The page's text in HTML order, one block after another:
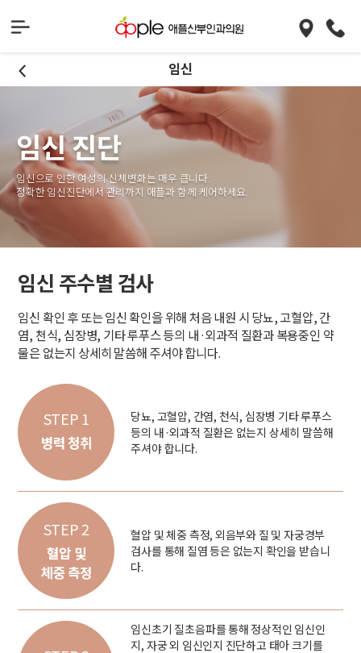
임신
임신 진단
임신으로 인한 여성의 신체변화는 매우 큽니다.
정확한 임신진단에서 관리까지 애플과 함께 케어하세요.
임신 주수별 검사
임신 확인 후 또는 임신 확인을 위해 처음 내원 시 당뇨, 고혈압, 간
염, 천식, 심장병, 기타 루푸스 등의 내·외과적 질환과 복용중인 약
물은 없는지 상세히 말씀해 주셔야 합니다.
STEP 1
병력 청취
당뇨, 고혈압, 간염, 천식, 심장병 기타 루푸스
등의 내·외과적 질환은 없는지 상세히 말씀해
주셔야 합니다.
STEP 2
혈압 및
체중 측정
혈압 및 체중 측정, 외음부와 질 및 자궁경부
검사를 통해 질염 등은 없는지 확인을 받습니
다.
임신초기 질초음파를 통해 정상적인 임신인
지, 자궁 외 임신인지 진단하고 태아 크기를